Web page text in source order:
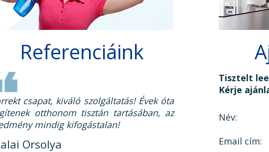
Referenciáink
csapat, kiváló szolgáltatás! Évek óta
otthonom tisztán tartásában, az
mindig kifogástalan!
Orsolya
Tisztelt
Kérje
Név:
Email cím: